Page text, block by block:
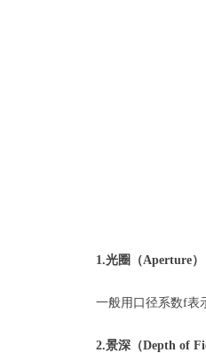
1.光圈（Aperture）
一般用口径系数f表
2.景深（Depth of